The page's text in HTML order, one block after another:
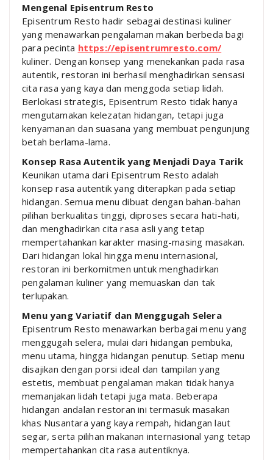
Mengenal Episentrum Resto
Episentrum Resto hadir sebagai destinasi kuliner
yang menawarkan pengalaman makan berbeda bagi
para pecinta https://episentrumresto.com/
kuliner. Dengan konsep yang menekankan pada rasa
autentik, restoran ini berhasil menghadirkan sensasi
cita rasa yang kaya dan menggoda setiap lidah.
Berlokasi strategis, Episentrum Resto tidak hanya
mengutamakan kelezatan hidangan, tetapi juga
kenyamanan dan suasana yang membuat pengunjung
betah berlama-lama.
Konsep Rasa Autentik yang Menjadi Daya Tarik
Keunikan utama dari Episentrum Resto adalah
konsep rasa autentik yang diterapkan pada setiap
hidangan. Semua menu dibuat dengan bahan-bahan
pilihan berkualitas tinggi, diproses secara hati-hati,
dan menghadirkan cita rasa asli yang tetap
mempertahankan karakter masing-masing masakan.
Dari hidangan lokal hingga menu internasional,
restoran ini berkomitmen untuk menghadirkan
pengalaman kuliner yang memuaskan dan tak
terlupakan.
Menu yang Variatif dan Menggugah Selera
Episentrum Resto menawarkan berbagai menu yang
menggugah selera, mulai dari hidangan pembuka,
menu utama, hingga hidangan penutup. Setiap menu
disajikan dengan porsi ideal dan tampilan yang
estetis, membuat pengalaman makan tidak hanya
memanjakan lidah tetapi juga mata. Beberapa
hidangan andalan restoran ini termasuk masakan
khas Nusantara yang kaya rempah, hidangan laut
segar, serta pilihan makanan internasional yang tetap
mempertahankan cita rasa autentiknya.